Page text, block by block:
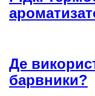
Де
барвники?